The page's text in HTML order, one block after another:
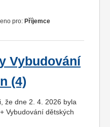
pro: Příjemce
Vybudování
(4)
že dne 2. 4. 2026 byla
Vybudování dětských